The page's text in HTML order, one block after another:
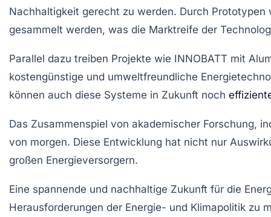
Nachhaltigkeit gerecht zu werden. Durch
gesammelt werden, was die Marktreife der
Parallel dazu treiben Projekte wie INNOBATT mit
kostengünstige und umweltfreundliche
können auch diese Systeme in Zukunft noch
Das Zusammenspiel von akademischer Forschung,
von morgen. Diese Entwicklung hat nicht nur
großen Energieversorgern.
Eine spannende und nachhaltige Zukunft für die
Herausforderungen der Energie- und Klimapolitik zu